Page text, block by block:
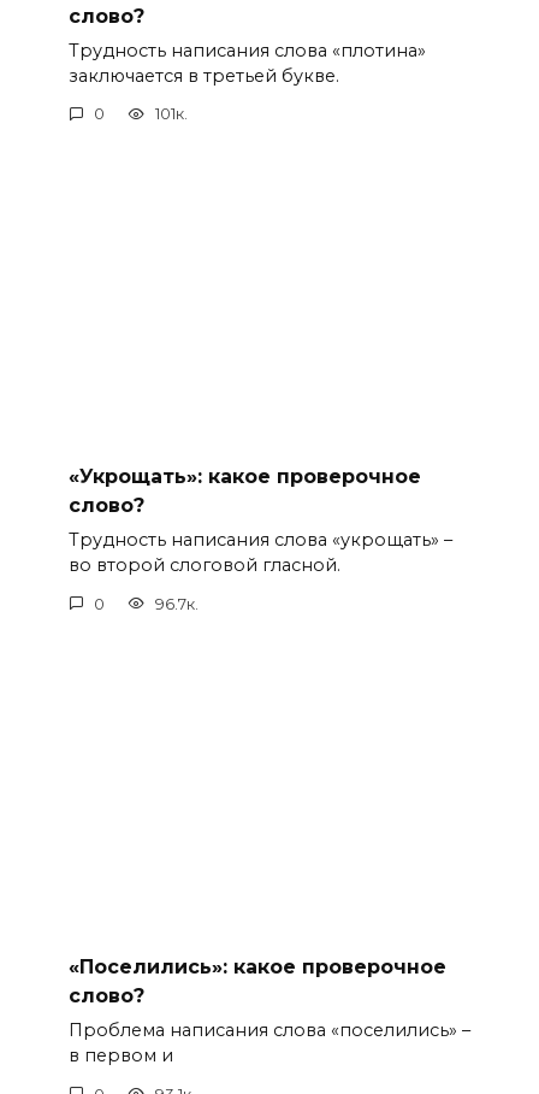
слово?
Трудность написания слова «плотина»
заключается в третьей букве.
0 101к.
«Укрощать»: какое проверочное
слово?
Трудность написания слова «укрощать» –
во второй слоговой гласной.
0 96.7к.
«Поселились»: какое проверочное
слово?
Проблема написания слова «поселились» –
в первом и